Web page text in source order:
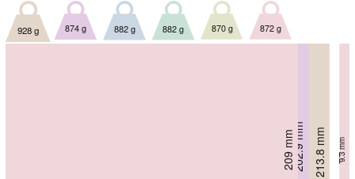
213.8 mm 9.8 mm
928 g
202.9 mm 9 mm
874 g
209 mm 9.3 mm
882 g
209 mm 9.3 mm
882 g
209 mm 9.3 mm
870 g
209 mm 9.3 mm
872 g